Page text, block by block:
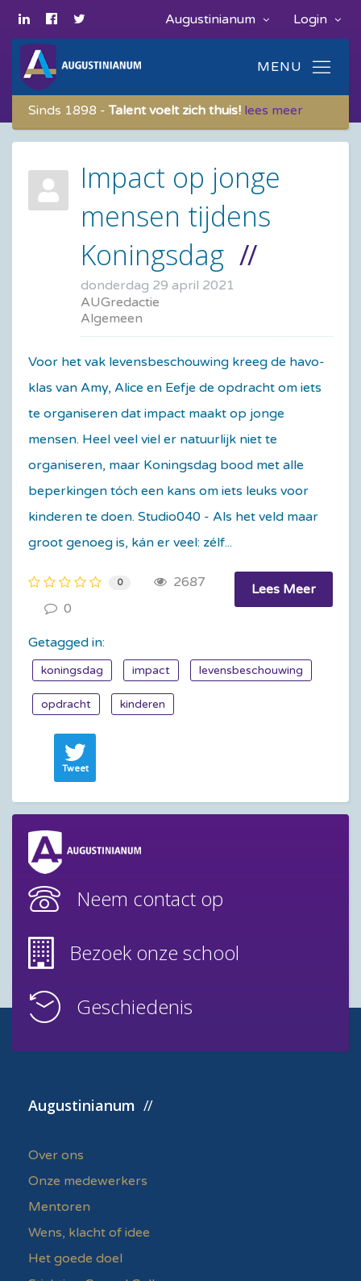
Login
Augustinianum
Sinds 1898 -Talent voelt zich thuis! lees meer
Impact op jonge
mensen tijdens
Koningsdag
donderdag 29 april 2021
AUGredactie
Algemeen
Voor het vak levensbeschouwing kreeg de havo-
klas van Amy, Alice en Eefje de opdracht om iets
te organiseren dat impact maakt op jonge
mensen. Heel veel viel er natuurlijk niet te
organiseren, maar Koningsdag bood met alle
beperkingen tóch een kans om iets leuks voor
kinderen te doen. Studio040 - Als het veld maar
groot genoeg is, kán er veel: zélf...
Lees Meer
0
2687
0
Getagged in:
koningsdag impact levensbeschouwing
opdracht kinderen
Tweet
Neem contact op
Bezoek onze school
Geschiedenis
Augustinianum
Over ons
Onze medewerkers
Mentoren
Wens, klacht of idee
Het goede doel